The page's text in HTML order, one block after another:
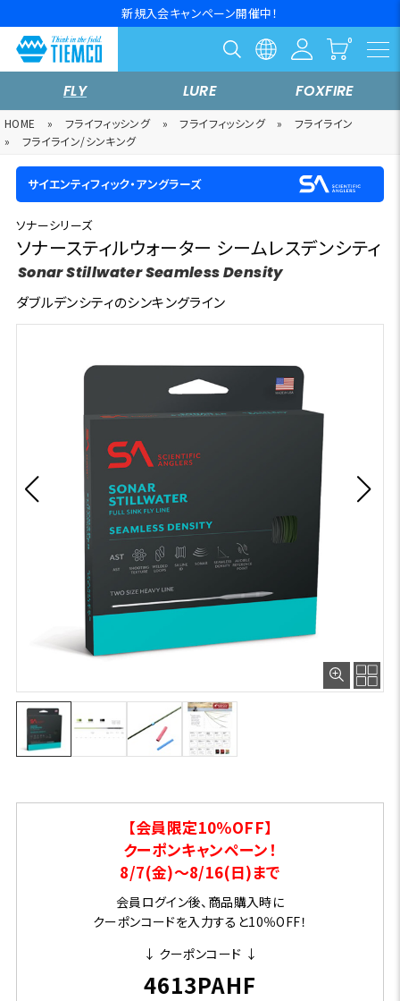
新規入会キャンペーン開催中！
FLY LURE FOXFIRE
HOME » フライフィッシング » フライフィッシング »
フライライン
»
フライライン/シンキング
サイエンティフィック・アングラーズ
ソナーシリーズ
ソナースティルウォーター シームレスデンシティ
Sonar Stillwater Seamless Density
ダブルデンシティのシンキングライン
【会員限定10％OFF】
クーポンキャンペーン！
8/7(金)～8/16(日)まで
会員ログイン後、商品購入時に
クーポンコードを入力すると10％OFF！
↓ クーポンコード ↓
4613PAHF